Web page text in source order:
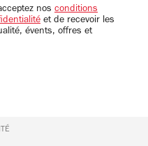
nos conditions
et de recevoir les
évents, offres et